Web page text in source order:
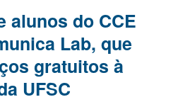
alunos do CCE
Lab, que
gratuitos à
UFSC